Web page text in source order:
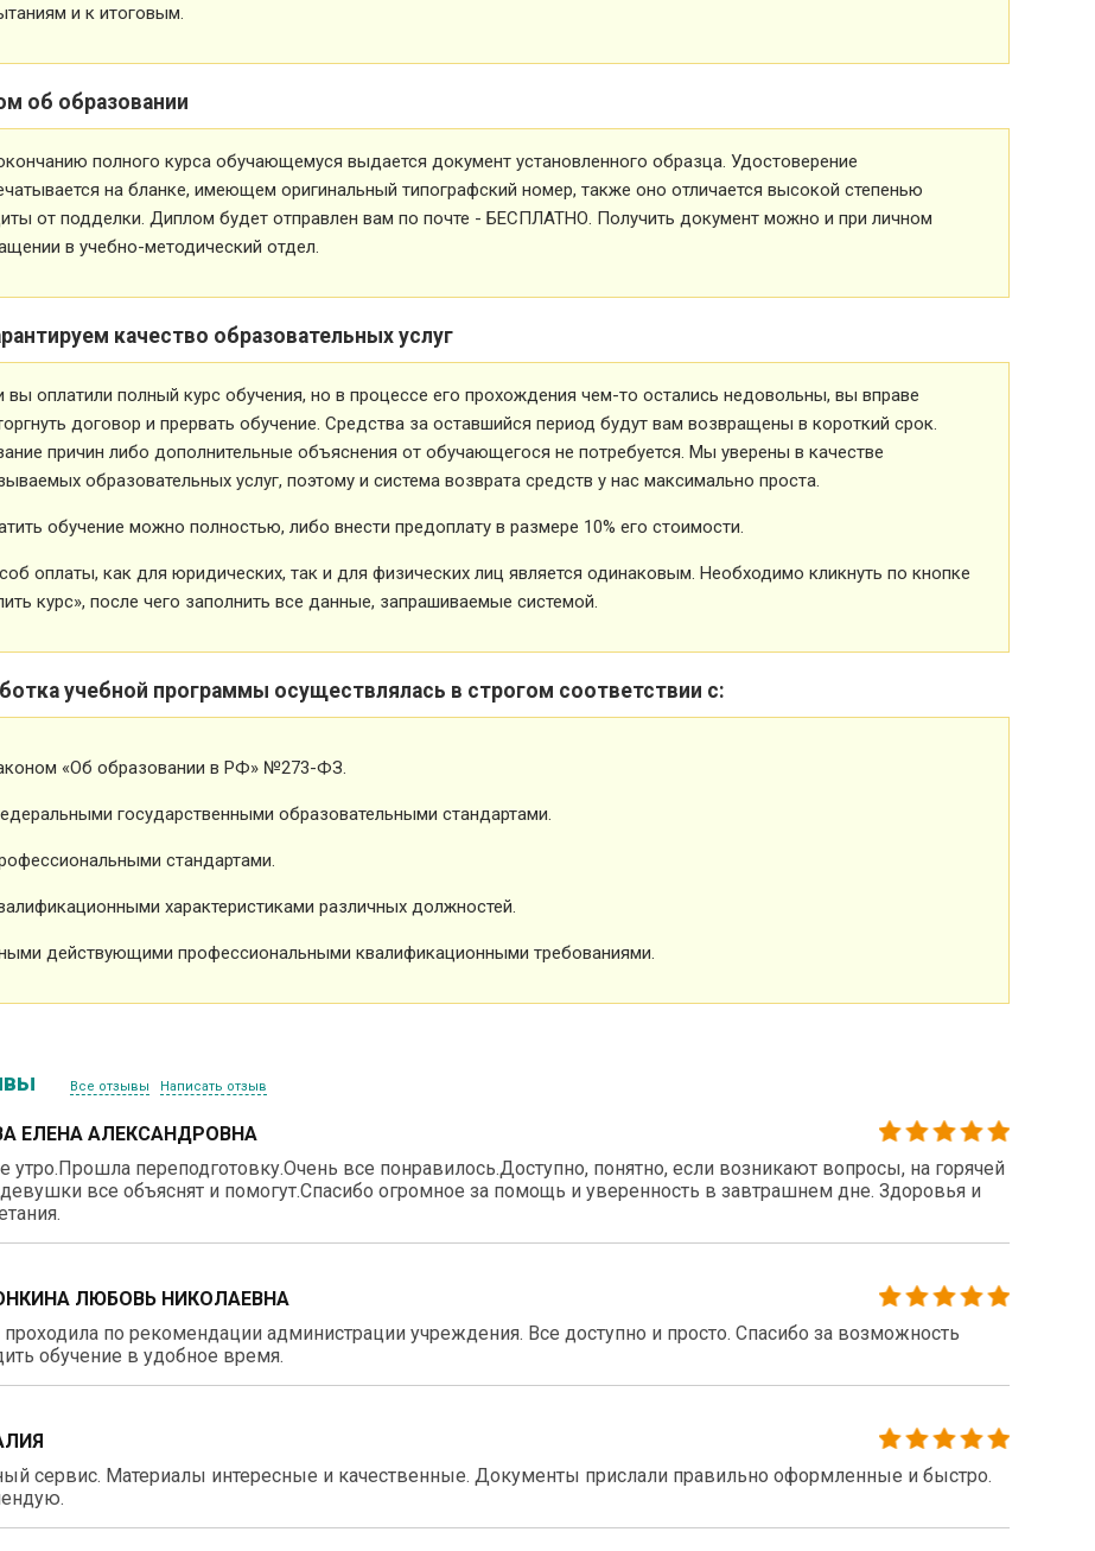
и к итоговым.
об образовании
полного курса обучающемуся выдается документ установленного образца. Удостоверение
на бланке, имеющем оригинальный типографский номер, также оно отличается высокой степенью
от подделки. Диплом будет отправлен вам по почте - БЕСПЛАТНО. Получить документ можно и при личном
в учебно-методический отдел.
качество образовательных услуг
вы оплатили полный курс обучения, но в процессе его прохождения чем-то остались недовольны, вы вправе
договор и прервать обучение. Средства за оставшийся период будут вам возвращены в короткий срок.
причин либо дополнительные объяснения от обучающегося не потребуется. Мы уверены в качестве
образовательных услуг, поэтому и система возврата средств у нас максимально проста.
обучение можно полностью, либо внести предоплату в размере 10% его стоимости.
оплаты, как для юридических, так и для физических лиц является одинаковым. Необходимо кликнуть по кнопке
курс», после чего заполнить все данные, запрашиваемые системой.
учебной программы осуществлялась в строгом соответствии с:
«Об образовании в РФ» №273-ФЗ.
государственными образовательными стандартами.
стандартами.
характеристиками различных должностей.
действующими профессиональными квалификационными требованиями.
Все отзывы Написать отзыв
ЕЛЕНА АЛЕКСАНДРОВНА
утро.Прошла переподготовку.Очень все понравилось.Доступно, понятно, если возникают вопросы, на горячей
все объяснят и помогут.Спасибо огромное за помощь и уверенность в завтрашнем дне. Здоровья и
ЛЮБОВЬ НИКОЛАЕВНА
по рекомендации администрации учреждения. Все доступно и просто. Спасибо за возможность
обучение в удобное время.
сервис. Материалы интересные и качественные. Документы прислали правильно оформленные и быстро.